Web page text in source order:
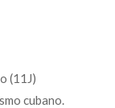
(11J)
cubano.